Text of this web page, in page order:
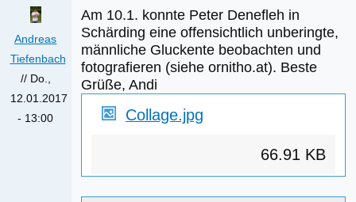
Andreas
Tiefenbach
// Do.,
12.01.2017
- 13:00
Am 10.1. konnte Peter Denefleh in
Schärding eine offensichtlich unberingte,
männliche Gluckente beobachten und
fotografieren (siehe ornitho.at). Beste
Grüße, Andi
Anhang
Größe
Collage.jpg
66.91 KB